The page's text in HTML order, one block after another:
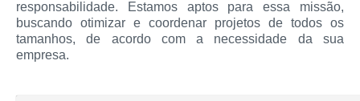
responsabilidade. Estamos aptos para essa missão,
buscando otimizar e coordenar projetos de todos os
tamanhos, de acordo com a necessidade da sua
empresa.